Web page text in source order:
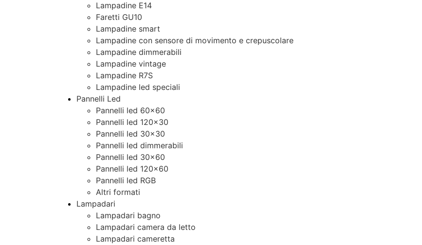
Lampadine E14
Faretti GU10
Lampadine smart
Lampadine con sensore di movimento e crepuscolare
Lampadine dimmerabili
Lampadine vintage
Lampadine R7S
Lampadine led speciali
Pannelli Led
Pannelli led 60×60
Pannelli led 120×30
Pannelli led 30×30
Pannelli led dimmerabili
Pannelli led 30×60
Pannelli led 120×60
Pannelli led RGB
Altri formati
Lampadari
Lampadari bagno
Lampadari camera da letto
Lampadari cameretta